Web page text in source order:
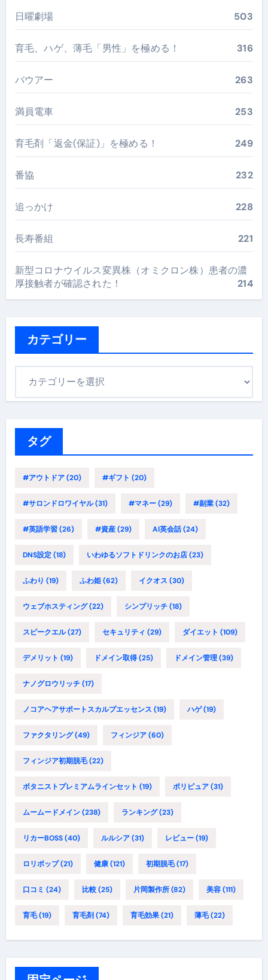
日曜劇場 503
育毛、ハゲ、薄毛「男性」を極める！ 316
バウアー 263
満員電車 253
育毛剤「返金(保証)」を極める！ 249
番協 232
追っかけ 228
長寿番組 221
新型コロナウイルス変異株（オミクロン株）患者の濃
厚接触者が確認された！
214
カテゴリー
タグ
#アウトドア(20) #ギフト (20)
#サロンドロワイヤル(31) #マネー(29) #副業(32)
#英語学習(26) #資産(29) AI英会話(24)
DNS設定(18) いわゆるソフトドリンクのお店(23)
ふわり (19) ふわ姫(62) イクオス (30)
ウェブホスティング(22) シンプリッチ(18)
スピークエル(27) セキュリティ (29) ダイエット (109)
デメリット (19) ドメイン取得(25) ドメイン管理(39)
ナノグロウリッチ(17)
ノコアヘアサポートスカルプエッセンス (19) ハゲ(19)
ファクタリング(49) フィンジア(60)
フィンジア初期脱毛(22)
ボタニストプレミアムラインセット (19) ポリピュア(31)
ムームードメイン(238) ランキング(23)
リカーBOSS(40) ルルシア(31) レビュー(19)
ロリポップ(21) 健康(121) 初期脱毛(17)
口コミ (24) 比較(25) 片岡製作所(82) 美容(111)
育毛(19) 育毛剤(74) 育毛効果(21) 薄毛(22)